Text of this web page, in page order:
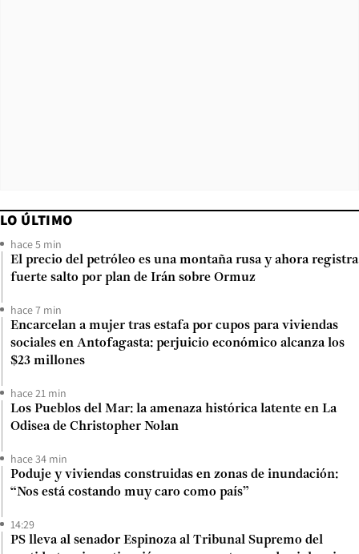
LO ÚLTIMO
hace 5 min
El precio del petróleo es una montaña rusa y ahora registra
fuerte salto por plan de Irán sobre Ormuz
hace 7 min
Encarcelan a mujer tras estafa por cupos para viviendas
sociales en Antofagasta: perjuicio económico alcanza los
$23 millones
hace 21 min
Los Pueblos del Mar: la amenaza histórica latente en La
Odisea de Christopher Nolan
hace 34 min
Poduje y viviendas construidas en zonas de inundación:
“Nos está costando muy caro como país”
14:29
PS lleva al senador Espinoza al Tribunal Supremo del